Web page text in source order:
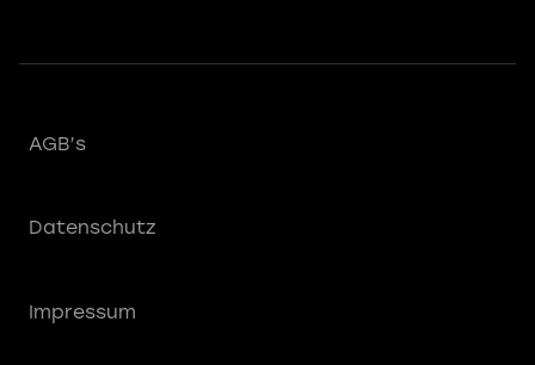
AGB’s
Datenschutz
Impressum